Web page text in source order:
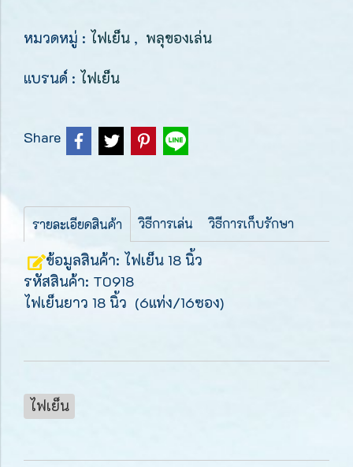
หมวดหมู่ : ไฟเย็น , พลุของเล่น
แบรนด์ : ไฟเย็น
Share
รายละเอียดสินค้า วิธีการเล่น วิธีการเก็บรักษา
ข้อมูลสินค้า: ไฟเย็น 18 นิ้ว
รหัสสินค้า: T0918
ไฟเย็นยาว 18 นิ้ว (6แท่ง/16ซอง)
ไฟเย็น